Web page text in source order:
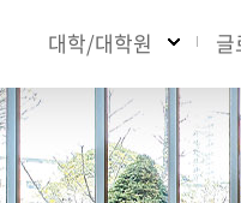
대학/대학원